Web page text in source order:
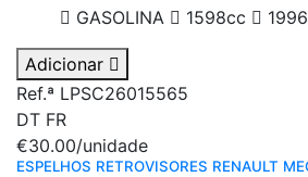
GASOLINA
1598cc 1996
Adicionar
Ref.ª LPSC26015565
DT FR
€30.00/unidade
ESPELHOS RETROVISORES RENAULT